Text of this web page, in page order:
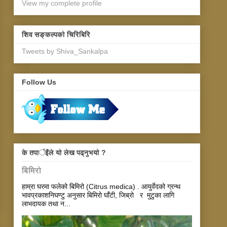
View my complete profile
शिव सङ्कल्पकाे चिरिबिरि
Tweets by Shiva_Sankalpa
Follow Us
के तपार्इँले याे लेख पढ्नुभयाे ?
बिमिरो
हाम्रा घरमा फलेको बिमिरो (Citrus medica) . आयुर्वेदको ग्रन्थ
भावप्रकाशनिघण्टु अनुसार बिमिरो घाँटी, जिब्रो र मुटुका लागि
लाभदायक तथा न...